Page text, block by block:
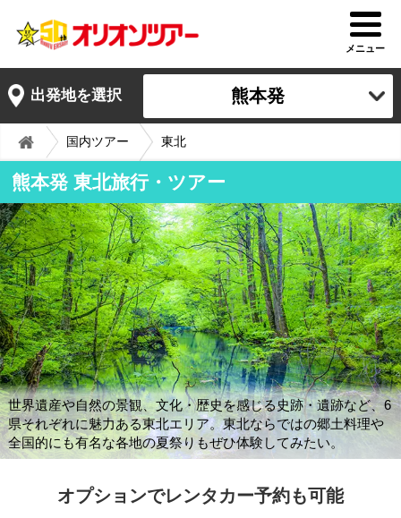
メニュー
出発地を選択 熊本発
国内ツアー 東北
熊本発 東北旅行・ツアー
世界遺産や自然の景観、文化・歴史を感じる史跡・遺跡など、6
県それぞれに魅力ある東北エリア。東北ならではの郷土料理や
全国的にも有名な各地の夏祭りもぜひ体験してみたい。
オプションでレンタカー予約も可能